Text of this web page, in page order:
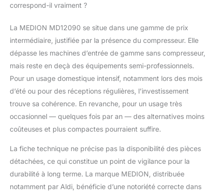
correspond-il vraiment ?
La MEDION MD12090 se situe dans une gamme de prix
intermédiaire, justifiée par la présence du compresseur. Elle
dépasse les machines d’entrée de gamme sans compresseur,
mais reste en deçà des équipements semi-professionnels.
Pour un usage domestique intensif, notamment lors des mois
d’été ou pour des réceptions régulières, l’investissement
trouve sa cohérence. En revanche, pour un usage très
occasionnel — quelques fois par an — des alternatives moins
coûteuses et plus compactes pourraient suffire.
La fiche technique ne précise pas la disponibilité des pièces
détachées, ce qui constitue un point de vigilance pour la
durabilité à long terme. La marque MEDION, distribuée
notamment par Aldi, bénéficie d’une notoriété correcte dans